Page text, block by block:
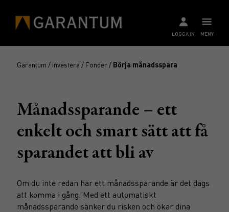
MENY
LOGGA IN
Garantum / Investera / Fonder / Börja månadsspara
Månadssparande – ett
enkelt och smart sätt att få
sparandet att bli av
Om du inte redan har ett månadssparande är det dags
att komma i gång. Med ett automatiskt
månadssparande sänker du risken och ökar dina